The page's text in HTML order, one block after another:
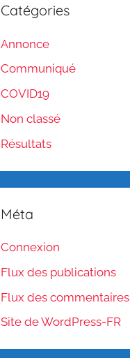
Catégories
Annonce
Communiqué
COVID19
Non classé
Résultats
Méta
Connexion
Flux des publications
Flux des commentaires
Site de WordPress-FR